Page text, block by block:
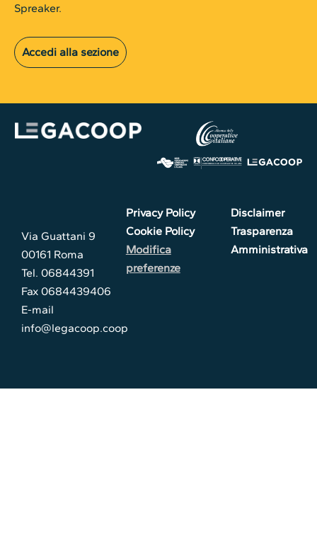
Spreaker.
Accedi alla sezione
Via Guattani 9
00161 Roma
Tel. 06844391
Fax 0684439406
E-mail
info@legacoop.coop
Privacy Policy
Cookie Policy
Modifica
preferenze
Disclaimer
Trasparenza
Amministrativa